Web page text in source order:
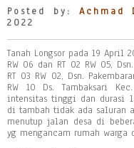
Posted by: Achmad
2022
Tanah Longsor pada 19 April
RW 06 dan RT 02 RW 05,
RT 03 RW 02, Dsn.
RW 10 Ds. Tambaksari
intensitas tinggi dan durasi
di tambah tidak ada saluran
menutup jalan desa di
yg mengancam rumah